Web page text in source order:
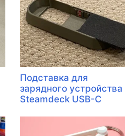
Подставка для
зарядного устройства
Steamdeck USB-C